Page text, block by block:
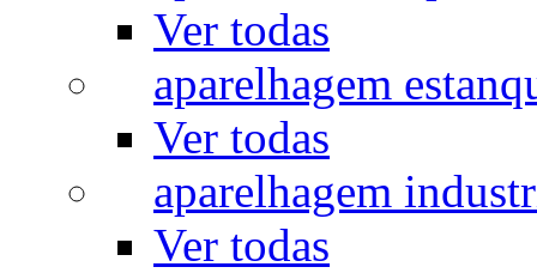
Ver todas
aparelhagem
Ver todas
aparelhagem
Ver todas